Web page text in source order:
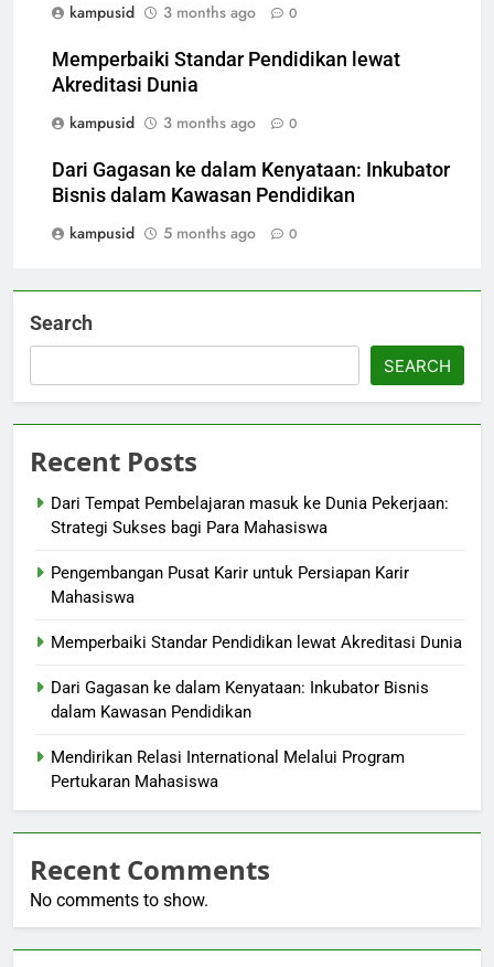
kampusid
3 months ago 0
Memperbaiki Standar Pendidikan lewat
Akreditasi Dunia
kampusid
3 months ago 0
Dari Gagasan ke dalam Kenyataan: Inkubator
Bisnis dalam Kawasan Pendidikan
kampusid
5 months ago 0
Search
SEARCH
Recent Posts
Dari Tempat Pembelajaran masuk ke Dunia Pekerjaan:
Strategi Sukses bagi Para Mahasiswa
Pengembangan Pusat Karir untuk Persiapan Karir
Mahasiswa
Memperbaiki Standar Pendidikan lewat Akreditasi Dunia
Dari Gagasan ke dalam Kenyataan: Inkubator Bisnis
dalam Kawasan Pendidikan
Mendirikan Relasi International Melalui Program
Pertukaran Mahasiswa
Recent Comments
No comments to show.